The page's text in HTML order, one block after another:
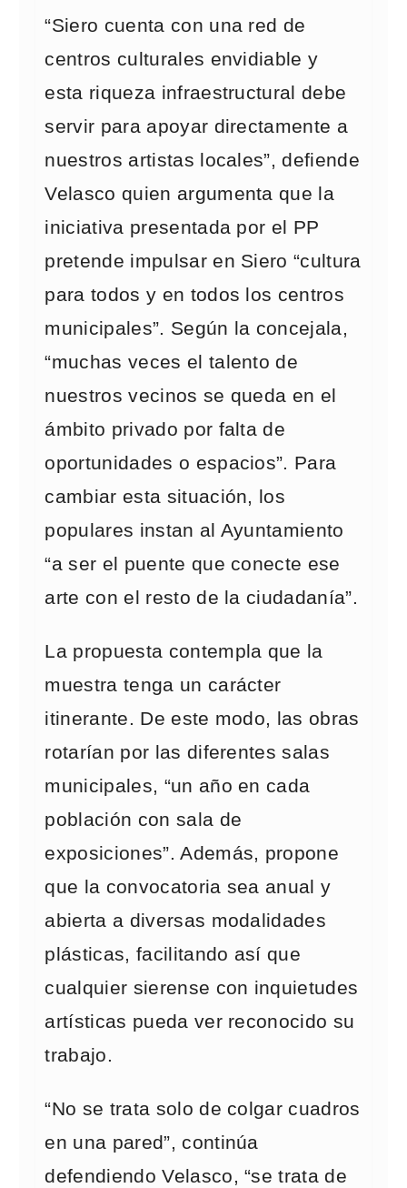
“Siero cuenta con una red de
centros culturales envidiable y
esta riqueza infraestructural debe
servir para apoyar directamente a
nuestros artistas locales”, defiende
Velasco quien argumenta que la
iniciativa presentada por el PP
pretende impulsar en Siero “cultura
para todos y en todos los centros
municipales”. Según la concejala,
“muchas veces el talento de
nuestros vecinos se queda en el
ámbito privado por falta de
oportunidades o espacios”. Para
cambiar esta situación, los
populares instan al Ayuntamiento
“a ser el puente que conecte ese
arte con el resto de la ciudadanía”.
La propuesta contempla que la
muestra tenga un carácter
itinerante. De este modo, las obras
rotarían por las diferentes salas
municipales, “un año en cada
población con sala de
exposiciones”. Además, propone
que la convocatoria sea anual y
abierta a diversas modalidades
plásticas, facilitando así que
cualquier sierense con inquietudes
artísticas pueda ver reconocido su
trabajo.
“No se trata solo de colgar cuadros
en una pared”, continúa
defendiendo Velasco, “se trata de